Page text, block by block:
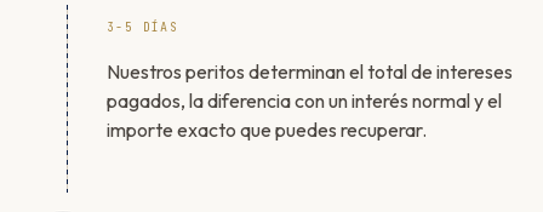
3-5 DÍAS
Nuestros peritos determinan el total de intereses
pagados, la diferencia con un interés normal y el
importe exacto que puedes recuperar.